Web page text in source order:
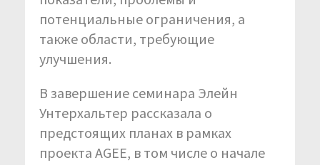
потенциальные ограничения, а
также области, требующие
улучшения.
В завершение семинара Элейн
Унтерхальтер рассказала о
предстоящих планах в рамках
проекта AGEE, в том числе о начале